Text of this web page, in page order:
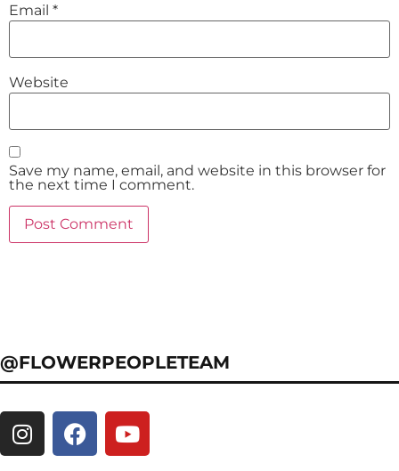
Email *
Website
Save my name, email, and website in this browser for
the next time I comment.
@FLOWERPEOPLETEAM